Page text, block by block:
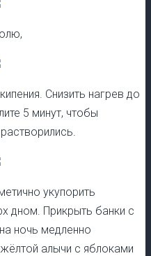
Снизить нагрев до
5 минут, чтобы
укупорить
дном. Прикрыть банки с
ночь медленно
алычи с яблоками